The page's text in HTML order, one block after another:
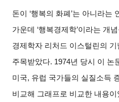
돈이 ‘행복의 화폐’는 아니라는
가운데 ‘행복경제학’이라는 개
경제학자 리처드 이스털린의
주목받았다. 1974년 당시 이 논
미국, 유럽 국가들의 실질소득
비교해 그래프로 비교한 내용